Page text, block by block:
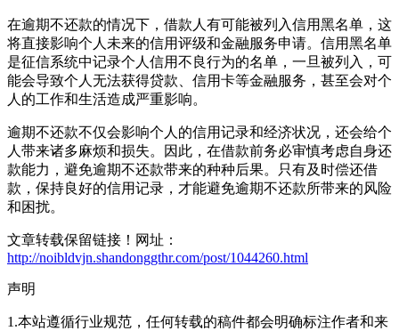
在逾期不还款的情况下，借款人有可能被列入信用黑名单，这
将直接影响个人未来的信用评级和金融服务申请。信用黑名单
是征信系统中记录个人信用不良行为的名单，一旦被列入，可
能会导致个人无法获得贷款、信用卡等金融服务，甚至会对个
人的工作和生活造成严重影响。
逾期不还款不仅会影响个人的信用记录和经济状况，还会给个
人带来诸多麻烦和损失。因此，在借款前务必审慎考虑自身还
款能力，避免逾期不还款带来的种种后果。只有及时偿还借
款，保持良好的信用记录，才能避免逾期不还款所带来的风险
和困扰。
文章转载保留链接！网址：
http://noibldvjn.shandonggthr.com/post/1044260.html
声明
1.本站遵循行业规范，任何转载的稿件都会明确标注作者和来